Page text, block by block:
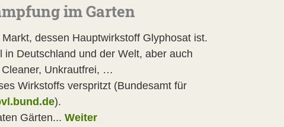
im Garten
dessen Hauptwirkstoff Glyphosat ist.
Deutschland und der Welt, aber auch
Unkrautfrei, …
Wirkstoffs verspritzt (Bundesamt für
).
Gärten... Weiter